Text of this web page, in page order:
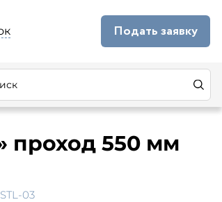
Подать заявку
проход 550 мм
03